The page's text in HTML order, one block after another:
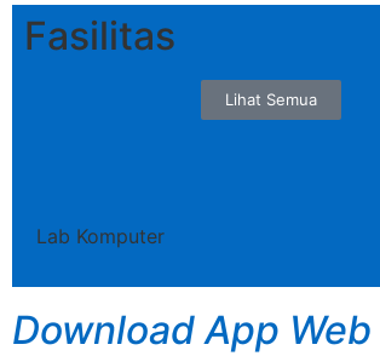
Fasilitas
Lihat Semua
Lab Komputer
Download App